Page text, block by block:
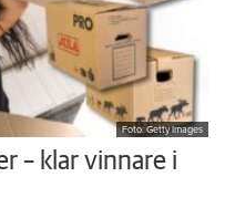
Foto: Getty Images
– klar vinnare i